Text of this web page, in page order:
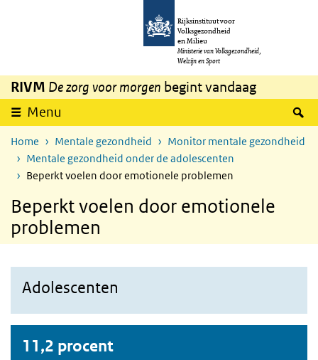
Overslaan en naar de inhoud gaan
Rijksinstituut voor
Volksgezondheid
en Milieu
Ministerie van Volksgezondheid,
Welzijn en Sport
RIVM De zorg voor morgen begint vandaag
Menu
Home Mentale gezondheid
Monitor mentale gezondheid
Mentale gezondheid onder de adolescenten
Beperkt voelen door emotionele problemen
Beperkt voelen door emotionele
problemen
Adolescenten
11,2 procent